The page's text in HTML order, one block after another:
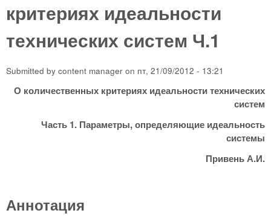
критериях идеальности
технических систем Ч.1
Submitted by content manager on пт, 21/09/2012 - 13:21
О количественных критериях идеальности технических
систем
Часть 1. Параметры, определяющие идеальность
системы
Привень А.И.
Аннотация